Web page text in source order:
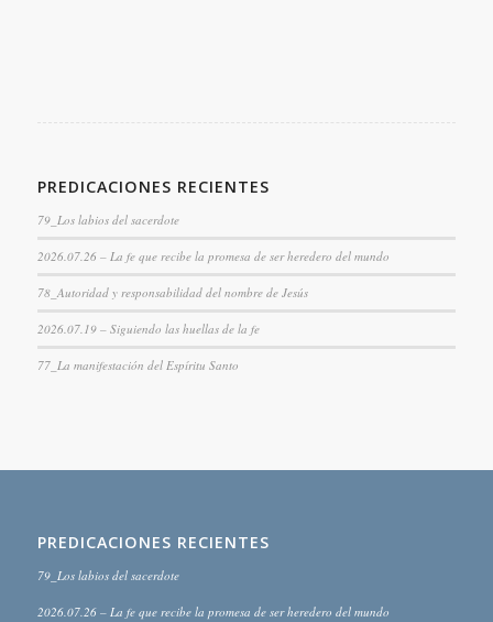
PREDICACIONES RECIENTES
79_Los labios del sacerdote
2026.07.26 – La fe que recibe la promesa de ser heredero del mundo
78_Autoridad y responsabilidad del nombre de Jesús
2026.07.19 – Siguiendo las huellas de la fe
77_La manifestación del Espíritu Santo
PREDICACIONES RECIENTES
79_Los labios del sacerdote
2026.07.26 – La fe que recibe la promesa de ser heredero del mundo